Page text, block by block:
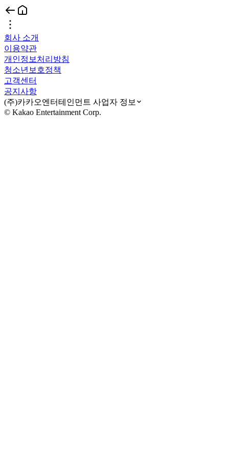
회사 소개
이용약관
개인정보처리방침
청소년보호정책
고객센터
공지사항
(주)카카오엔터테인먼트 사업자 정보
© Kakao Entertainment Corp.